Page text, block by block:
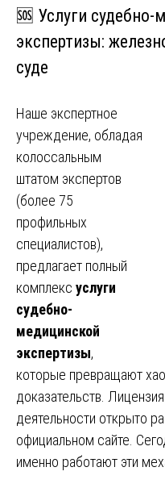
🆘 Услуги судебно-
экспертизы:
суде
Наше экспертное
учреждение, обладая
колоссальным
штатом экспертов
(более 75
профильных
специалистов),
предлагает полный
комплекс услуги
судебно-
медицинской
экспертизы,
которые превращают
доказательств.
деятельности открыто
официальном сайте.
именно работают эти